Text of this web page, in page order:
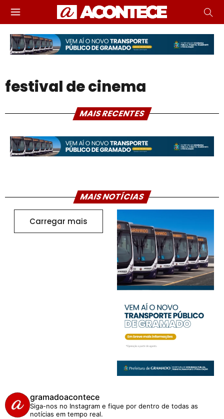
festival de cinema
MAIS RECENTES
MAIS NOTÍCIAS
Carregar mais
gramadoacontece
Siga-nos no Instagram e fique por dentro de todas as
notícias em tempo real.